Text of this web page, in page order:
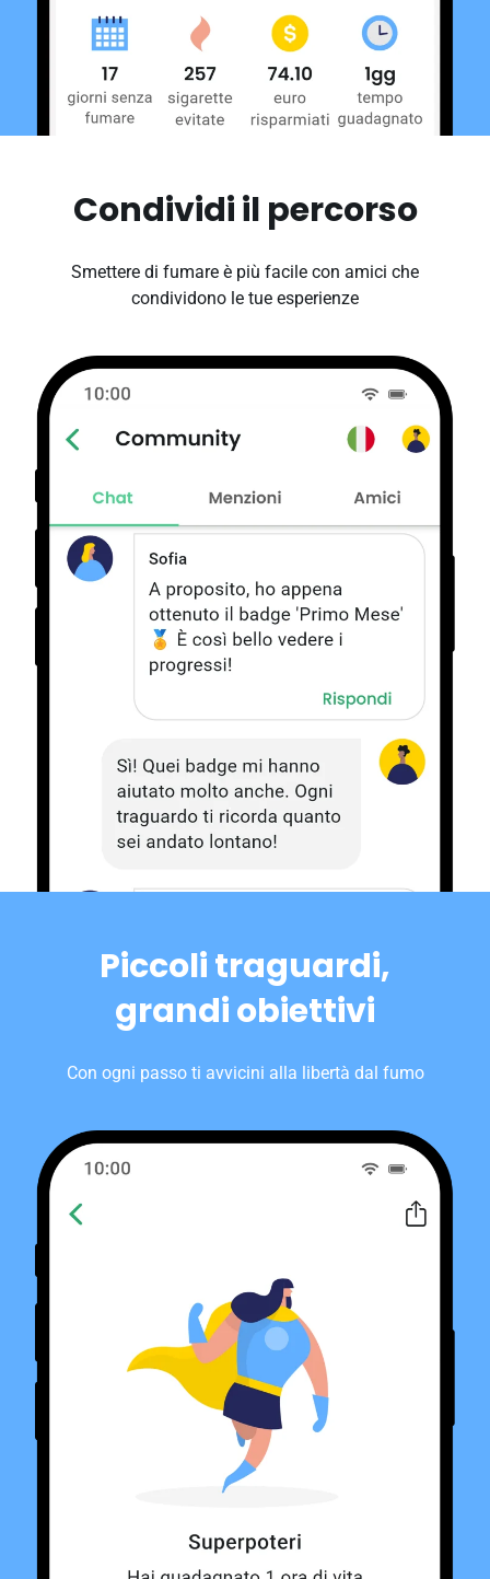
Condividi il percorso
Smettere di fumare è più facile con amici che
condividono le tue esperienze
Piccoli traguardi,
grandi obiettivi
Con ogni passo ti avvicini alla libertà dal fumo